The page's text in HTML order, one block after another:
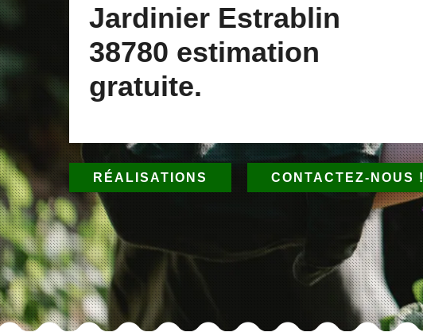
Jardinier Estrablin
38780 estimation
gratuite.
RÉALISATIONS CONTACTEZ-NOUS !